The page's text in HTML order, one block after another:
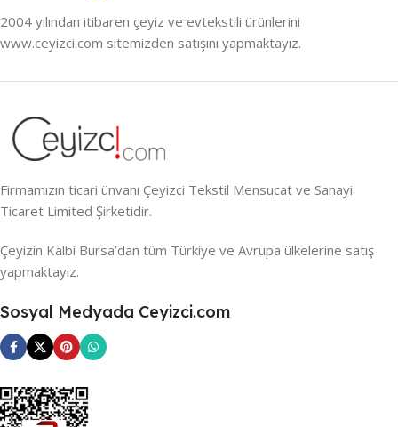
2004 yılından itibaren çeyiz ve evtekstili ürünlerini
www.ceyizci.com sitemizden satışını yapmaktayız.
Firmamızın ticari ünvanı Çeyizci Tekstil Mensucat ve Sanayi
Ticaret Limited Şirketidir.
Çeyizin Kalbi Bursa’dan tüm Türkiye ve Avrupa ülkelerine satış
yapmaktayız.
Sosyal Medyada Ceyizci.com